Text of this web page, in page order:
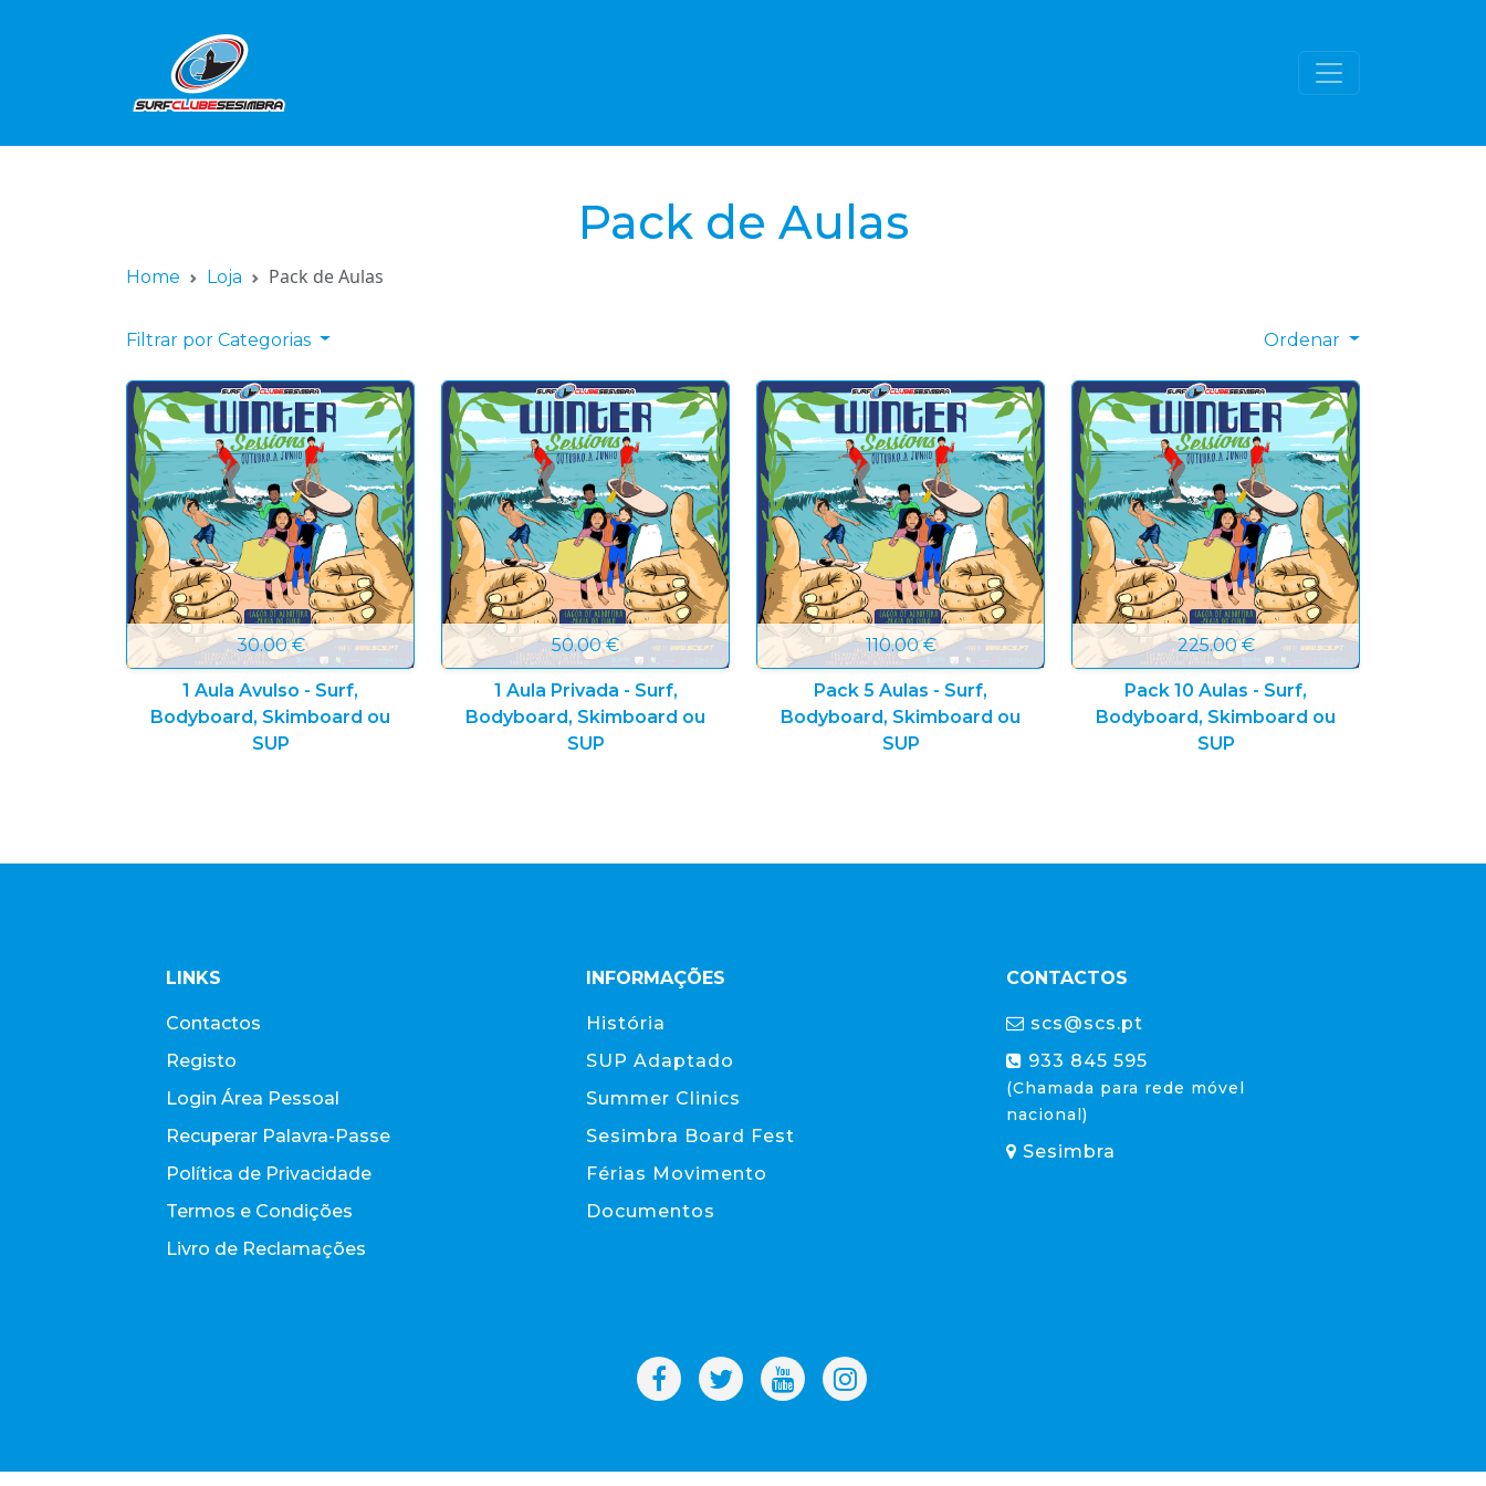
Pack de Aulas
Home Loja Pack de Aulas
Filtrar por Categorias Ordenar
30.00 €
1 Aula Avulso - Surf,
Bodyboard, Skimboard ou
SUP
50.00 €
1 Aula Privada - Surf,
Bodyboard, Skimboard ou
SUP
110.00 €
Pack 5 Aulas - Surf,
Bodyboard, Skimboard ou
SUP
225.00 €
Pack 10 Aulas - Surf,
Bodyboard, Skimboard ou
SUP
LINKS
Contactos
Registo
Login Área Pessoal
Recuperar Palavra-Passe
Política de Privacidade
Termos e Condições
Livro de Reclamações
INFORMAÇÕES
História
SUP Adaptado
Summer Clinics
Sesimbra Board Fest
Férias Movimento
Documentos
CONTACTOS
scs@scs.pt
933 845 595
(Chamada para rede móvel
nacional)
Sesimbra